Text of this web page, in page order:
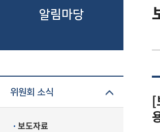
알림마당
위원회 소식
보도자료
[